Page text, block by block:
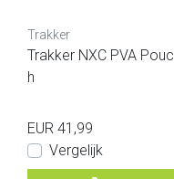
Trakker
Trakker NXC PVA Pouc
h
EUR 41,99
Vergelijk